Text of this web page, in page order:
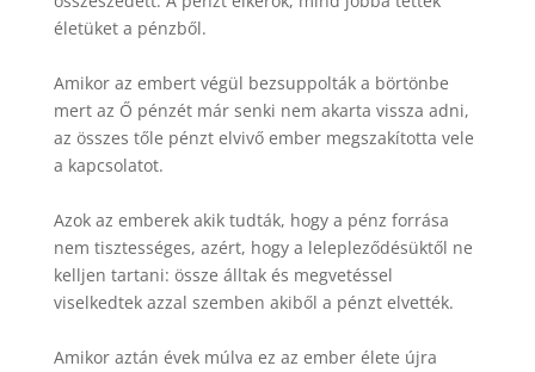
életüket a pénzből.
Amikor az embert végül bezsuppolták a börtönbe
mert az Ő pénzét már senki nem akarta vissza adni,
az összes tőle pénzt elvivő ember megszakította vele
a kapcsolatot.
Azok az emberek akik tudták, hogy a pénz forrása
nem tisztességes, azért, hogy a lelepleződésüktől ne
kelljen tartani: össze álltak és megvetéssel
viselkedtek azzal szemben akiből a pénzt elvették.
Amikor aztán évek múlva ez az ember élete újra